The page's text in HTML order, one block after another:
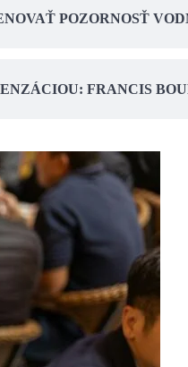
POZORNOSŤ
FRANCIS